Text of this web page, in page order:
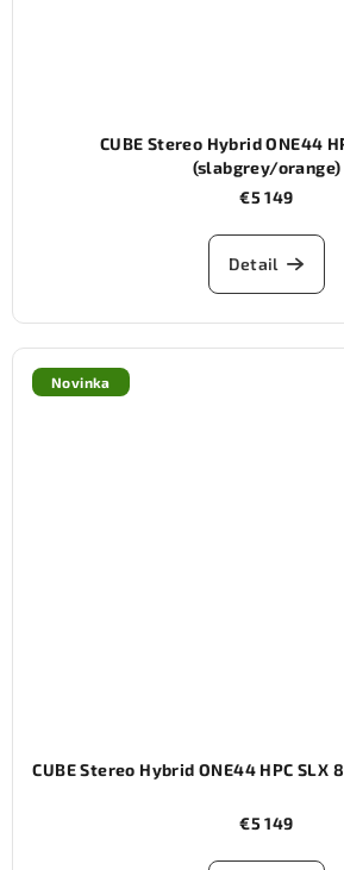
CUBE Stereo Hybrid ONE44
(slabgrey/orange)
€5 149
Detail
Novinka
CUBE Stereo Hybrid ONE44 HPC
€5 149